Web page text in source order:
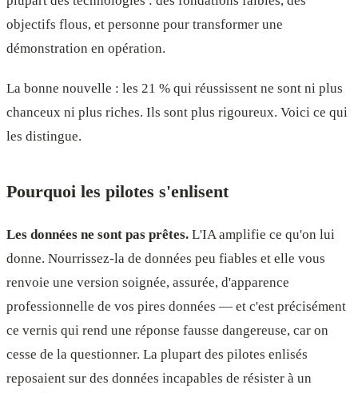
objectifs flous, et personne pour transformer une
démonstration en opération.
La bonne nouvelle : les 21 % qui réussissent ne sont ni plus
chanceux ni plus riches. Ils sont plus rigoureux. Voici ce qui
les distingue.
Pourquoi les pilotes s'enlisent
Les données ne sont pas prêtes. L'IA amplifie ce qu'on lui
donne. Nourrissez-la de données peu fiables et elle vous
renvoie une version soignée, assurée, d'apparence
professionnelle de vos pires données — et c'est précisément
ce vernis qui rend une réponse fausse dangereuse, car on
cesse de la questionner. La plupart des pilotes enlisés
reposaient sur des données incapables de résister à un